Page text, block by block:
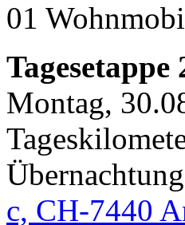
01
Tagesetappe
Montag,
c, CH-7440